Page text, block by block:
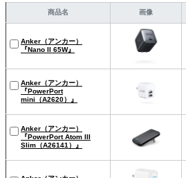
商品名 画像
Anker（アンカー）
『Nano II 65W』
Anker（アンカー）
『PowerPort
mini（‎A2620）』
Anker（アンカー）
『PowerPort Atom III
Slim（A26141）』